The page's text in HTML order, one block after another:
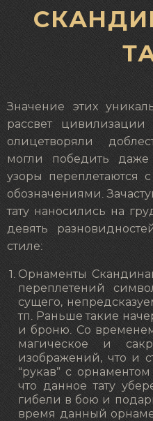
Значение этих
рассвет
олицетворяли
могли победить даже
узоры переплетаются
обозначениями.
тату наносились на
девять
стиле:
Орнаменты
переплетений
сущего,
тп. Раньше такие
и броню. Со
магическое и
изображений, что и
“рукав” с
что данное тату
гибели в бою и
время данный